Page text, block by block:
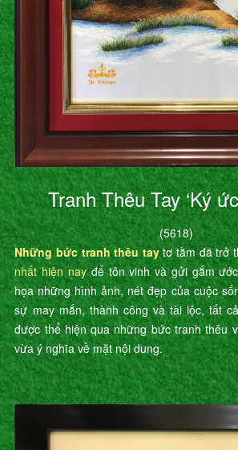
Tranh Thêu Tay ‘Ký
(5618)
Những bức tranh thêu taytơ tằm đã trở
nhất hiện nayđể tôn vinh và gửi gắm
họa những hình ảnh, nét đẹp của cuộc
sự may mắn, thành công và tài lộc, tất
được thể hiện qua những bức tranh thêu
vừa ý nghĩa về mặt nội dung.